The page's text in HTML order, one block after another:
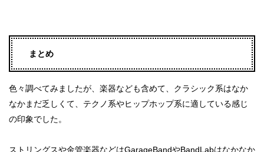
まとめ
色々調べてみましたが、楽器なども含めて、クラシック系はなか
なかまだ乏しくて、テクノ系やヒップホップ系に適している感じ
の印象でした。
ストリングスや金管楽器などはGarageBandやBandLabはなかなか